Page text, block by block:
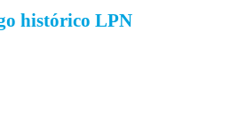
histórico LPN